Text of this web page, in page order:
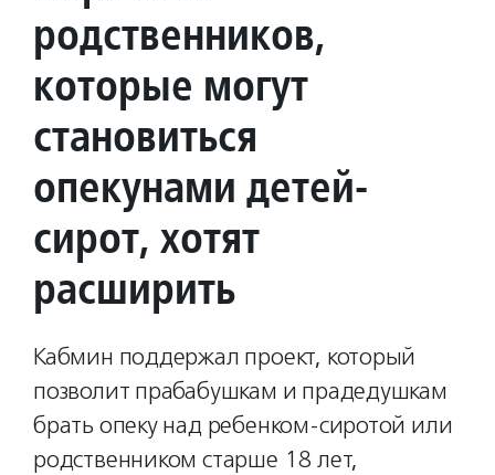
родственников,
которые могут
становиться
опекунами детей-
сирот, хотят
расширить
Кабмин поддержал проект, который
позволит прабабушкам и прадедушкам
брать опеку над ребенком-сиротой или
родственником старше 18 лет,